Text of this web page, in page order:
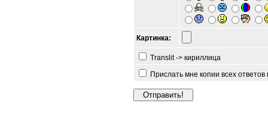
Картинка:
Translit -> кириллица
Прислать мне копии всех